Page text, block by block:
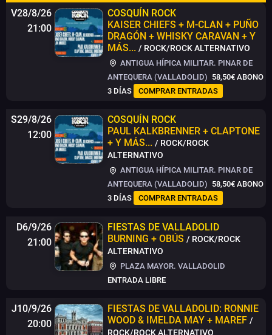
V28/8/26
21:00
COSQUÍN ROCK
KAISER CHIEFS + M-CLAN + PUÑO
DRAGÓN + WHISKY CARAVAN + Y
MÁS... / ROCK/ROCK ALTERNATIVO
ANTIGUA HÍPICA MILITAR. PINAR DE
ANTEQUERA (VALLADOLID) 58,50€ ABONO
3 DÍAS
COMPRAR ENTRADAS
S29/8/26
12:00
COSQUÍN ROCK
PAUL KALKBRENNER + CLAPTONE
+ Y MÁS... / ROCK/ROCK
ALTERNATIVO
ANTIGUA HÍPICA MILITAR. PINAR DE
ANTEQUERA (VALLADOLID) 58,50€ ABONO
3 DÍAS
COMPRAR ENTRADAS
D6/9/26
21:00
FIESTAS DE VALLADOLID
BURNING + OBÚS / ROCK/ROCK
ALTERNATIVO
PLAZA MAYOR. VALLADOLID
ENTRADA LIBRE
J10/9/26
20:00
FIESTAS DE VALLADOLID: RONNIE
WOOD & IMELDA MAY + MAREF /
ROCK/ROCK ALTERNATIVO